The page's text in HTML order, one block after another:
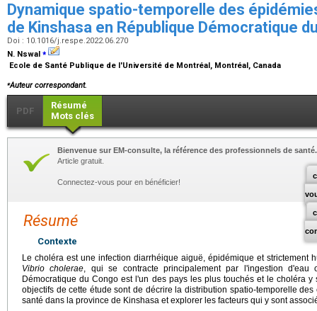
Dynamique spatio-temporelle des
de Kinshasa en République Démocratique
Doi : 10.1016/j.respe.2022.06.270
N. Nswal ⁎
Ecole de Santé Publique de l'Université de Montréal, Montréal, Canada
⁎Auteur correspondant.
PDF
Résumé
Mots clés
Bienvenue sur EM-consulte, la référence des professionnels de santé.
Article gratuit.
Connectez-vous pour en bénéficier!
Résumé
Contexte
Le choléra est une infection diarrhéique aiguë, épidémique et strictement
Vibrio cholerae, qui se contracte principalement par l'ingestion d'eau
Démocratique du Congo est l'un des pays les plus touchés et le choléra
objectifs de cette étude sont de décrire la distribution spatio-temporelle
santé dans la province de Kinshasa et explorer les facteurs qui y sont